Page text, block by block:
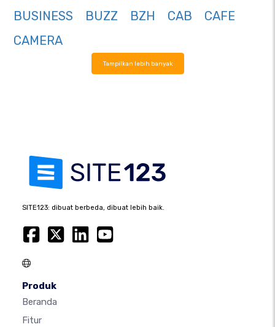
BUSINESS
BUZZ BZH CAB
CAFE
CAMERA
Tampilkan lebih banyak
SITE123: dibuat berbeda, dibuat lebih baik.
Produk
Beranda
Fitur